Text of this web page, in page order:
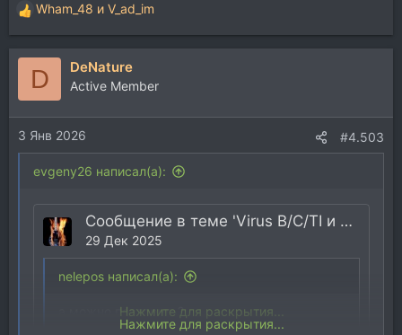
Р
е
а
и
и
:
Wham_48 и V_ad_im
D DeNature
Active Member
3 Янв 2026 #4.503
evgeny26 написал(а):
Сообщение в теме 'Virus B/C/TI и прочие эмуляции Motorola DSP563xx'
29 Дек 2025
nelepos написал(а):
а можно повторить?
Нажмите для раскрытия...
Нажмите для раскрытия...